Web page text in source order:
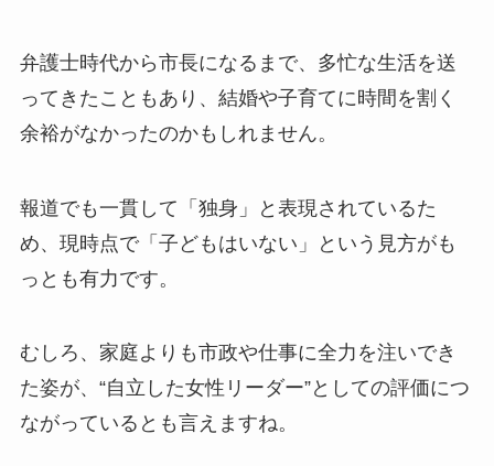
弁護士時代から市長になるまで、多忙な生活を送
ってきたこともあり、結婚や子育てに時間を割く
余裕がなかったのかもしれません。
報道でも一貫して「独身」と表現されているた
め、現時点で「子どもはいない」という見方がも
っとも有力です。
むしろ、家庭よりも市政や仕事に全力を注いでき
た姿が、“自立した女性リーダー”としての評価につ
ながっているとも言えますね。